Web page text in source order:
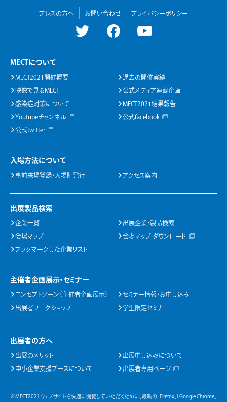
プレスの方へ お問い合わせ プライバシーポリシー
MECTについて
MECT2021開催概要 過去の開催実績
映像で見るMECT 公式メディア連載企画
感染症対策について MECT2021結果報告
Youtubeチャンネル 公式facebook
公式twitter
入場方法について
事前来場登録・入場証発行 アクセス案内
出展製品検索
企業一覧 出展企業・製品検索
会場マップ 会場マップ ダウンロード
ブックマークした企業リスト
主催者企画展示・セミナー
コンセプトゾーン（主催者企画展示） セミナー情報・お申し込み
出展者ワークショップ 学生限定セミナー
出展者の方へ
出展のメリット 出展申し込みについて
中小企業支援ブースについて 出展者専用ページ
※MECT2021ウェブサイトを快適に閲覧していただくために、最新の「Firefox」「Google Chrome」